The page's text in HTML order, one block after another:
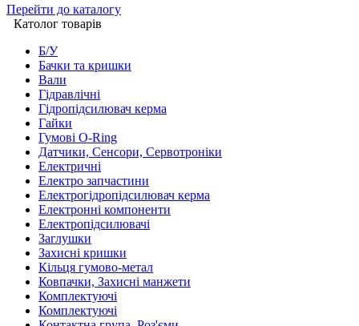
Перейти до каталогу
Католог товарів
Б/У
Бачки та кришки
Вали
Гідравлічні
Гідропідсилювач керма
Гайки
Гумові O-Ring
Датчики, Сенсори, Сервотроніки
Електричні
Електро запчастини
Електрогідропідсилювач керма
Електронні компоненти
Електропідсилювачі
Заглушки
Захисні кришки
Кільця гумово-метал
Ковпачки, Захисні манжети
Комплектуючі
Комплектуючі